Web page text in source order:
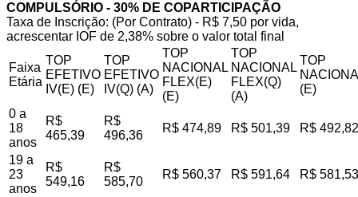
COMPULSÓRIO - 30% DE COPARTICIPAÇÃO
Taxa de Inscrição: (Por Contrato) - R$ 7,50 por vida,
acrescentar IOF de 2,38% sobre o valor total final
Faixa
Etária
TOP
EFETIVO
IV(E) (E)
TOP
EFETIVO
IV(Q) (A)
TOP
NACIONAL
FLEX(E)
(E)
TOP
NACIONAL
FLEX(Q)
(A)
TOP
(E)
0 a
18
anos
R$
465,39
R$
496,36
R$ 474,89 R$ 501,39 R$ 492,82
19 a
23
anos
R$
549,16
R$
585,70
R$ 560,37 R$ 591,64 R$ 581,53